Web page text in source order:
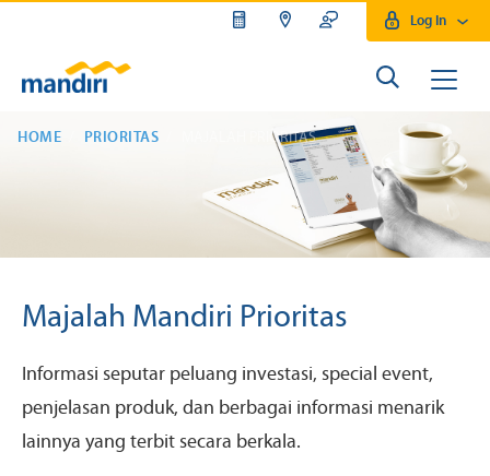
Log In
HOME PRIORITAS MAJALAH PRIORITAS
Majalah Mandiri Prioritas
Informasi seputar peluang investasi, special event,
penjelasan produk, dan berbagai informasi menarik
lainnya yang terbit secara berkala.